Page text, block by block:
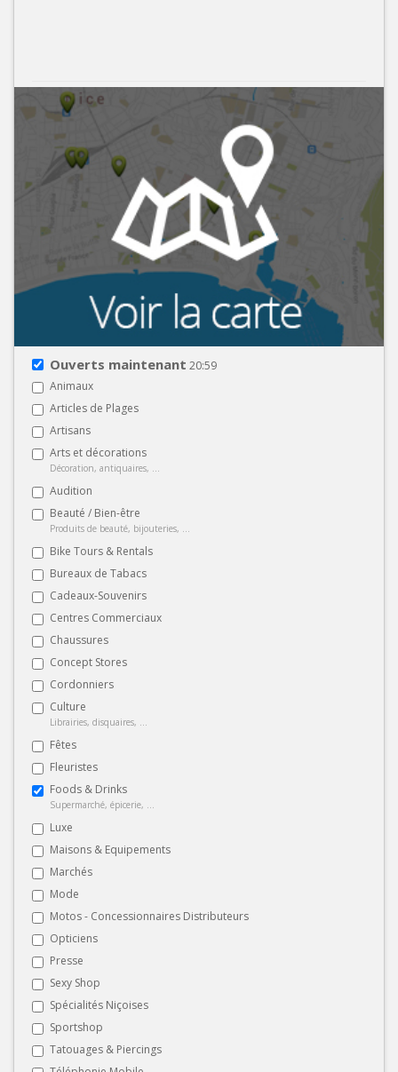
Ouverts maintenant 20:59
Animaux
Articles de Plages
Artisans
Arts et décorations
Décoration, antiquaires, ...
Audition
Beauté / Bien-être
Produits de beauté, bijouteries, ...
Bike Tours & Rentals
Bureaux de Tabacs
Cadeaux-Souvenirs
Centres Commerciaux
Chaussures
Concept Stores
Cordonniers
Culture
Librairies, disquaires, ...
Fêtes
Fleuristes
Foods & Drinks
Supermarché, épicerie, ...
Luxe
Maisons & Equipements
Marchés
Mode
Motos - Concessionnaires Distributeurs
Opticiens
Presse
Sexy Shop
Spécialités Niçoises
Sportshop
Tatouages & Piercings